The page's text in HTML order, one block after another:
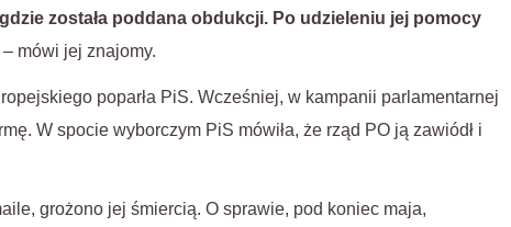
została poddana obdukcji. Po udzieleniu jej pomocy
mówi jej znajomy.
poparła PiS. Wcześniej, w kampanii parlamentarnej
W spocie wyborczym PiS mówiła, że rząd PO ją zawiódł i
grożono jej śmiercią. O sprawie, pod koniec maja,